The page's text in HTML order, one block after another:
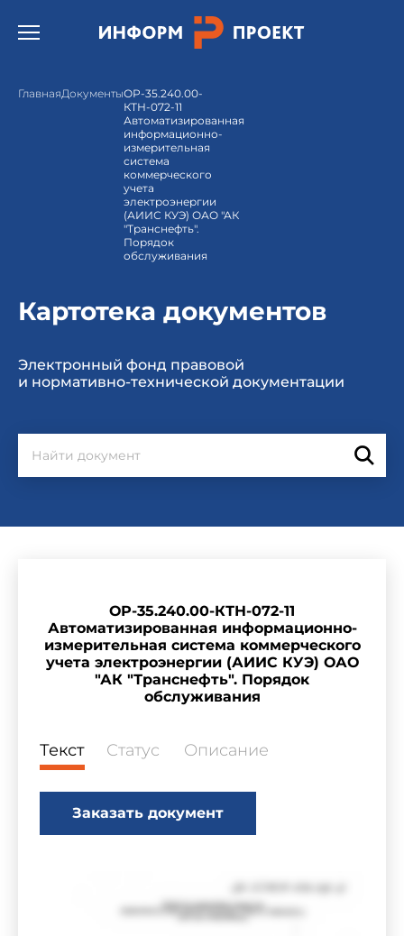
Открыть бургер меню.
ГлавнаяДокументыОР-35.240.00-
КТН-072-11
Автоматизированная
информационно-
измерительная
система
коммерческого
учета
электроэнергии
(АИИС КУЭ) ОАО "АК
"Транснефть".
Порядок
обслуживания
Картотека документов
Электронный фонд правовой
и нормативно-технической документации
ОР-35.240.00-КТН-072-11
Автоматизированная информационно-
измерительная система коммерческого
учета электроэнергии (АИИС КУЭ) ОАО
"АК "Транснефть". Порядок
обслуживания
Текст Статус Описание
Заказать документ